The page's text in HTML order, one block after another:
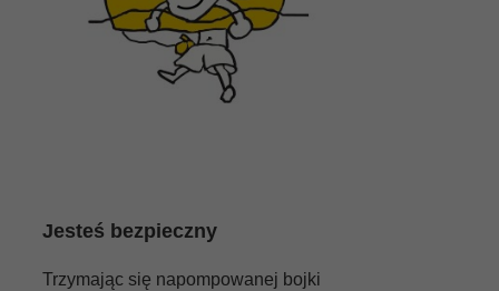
Jesteś bezpieczny
Trzymając się napompowanej bojki